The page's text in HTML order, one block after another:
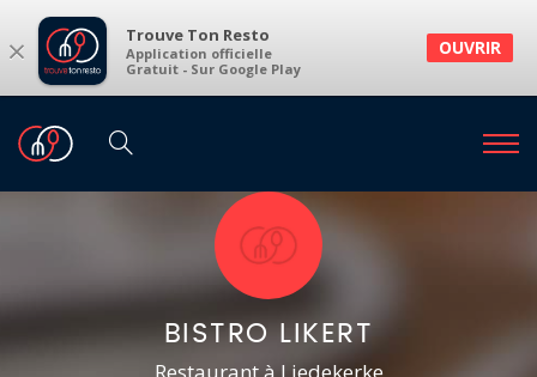
× Trouve Ton Resto
Application officielle
Gratuit - Sur Google Play
OUVRIR
BISTRO LIKERT